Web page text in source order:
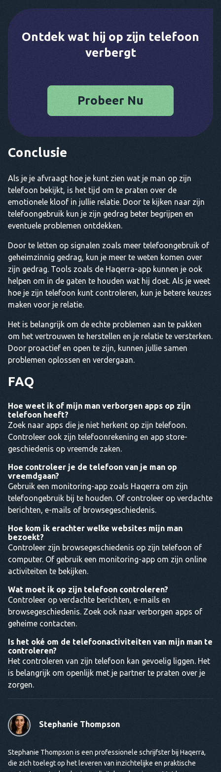
Ontdek wat hij op zijn telefoon
verbergt
Probeer Nu
Conclusie
Als je je afvraagt hoe je kunt zien wat je man op zijn
telefoon bekijkt, is het tijd om te praten over de
emotionele kloof in jullie relatie. Door te kijken naar zijn
telefoongebruik kun je zijn gedrag beter begrijpen en
eventuele problemen ontdekken.
Door te letten op signalen zoals meer telefoongebruik of
geheimzinnig gedrag, kun je meer te weten komen over
zijn gedrag. Tools zoals de Haqerra-app kunnen je ook
helpen om in de gaten te houden wat hij doet. Als je weet
hoe je zijn telefoon kunt controleren, kun je betere keuzes
maken voor je relatie.
Het is belangrijk om de echte problemen aan te pakken
om het vertrouwen te herstellen en je relatie te versterken.
Door proactief en open te zijn, kunnen jullie samen
problemen oplossen en verdergaan.
FAQ
Hoe weet ik of mijn man verborgen apps op zijn
telefoon heeft?
Zoek naar apps die je niet herkent op zijn telefoon.
Controleer ook zijn telefoonrekening en app store-
geschiedenis op vreemde zaken.
Hoe controleer je de telefoon van je man op
vreemdgaan?
Gebruik een monitoring-app zoals Haqerra om zijn
telefoongebruik bij te houden. Of controleer op verdachte
berichten, e-mails of browsegeschiedenis.
Hoe kom ik erachter welke websites mijn man
bezoekt?
Controleer zijn browsegeschiedenis op zijn telefoon of
computer. Of gebruik een monitoring-app om zijn online
activiteiten te bekijken.
Wat moet ik op zijn telefoon controleren?
Controleer op verdachte berichten, e-mails en
browsegeschiedenis. Zoek ook naar verborgen apps of
geheime contacten.
Is het oké om de telefoonactiviteiten van mijn man te
controleren?
Het controleren van zijn telefoon kan gevoelig liggen. Het
is belangrijk om openlijk met je partner te praten over je
zorgen.
Stephanie Thompson
Stephanie Thompson is een professionele schrijfster bij Haqerra,
die zich toelegt op het leveren van inzichtelijke en praktische